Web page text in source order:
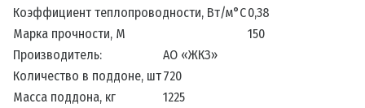
Коэффициент теплопроводности, Вт/м°С0,38
Марка прочности, М
150
Производитель:
АО «ЖКЗ»
Количество в поддоне, шт720
Масса поддона, кг
1225